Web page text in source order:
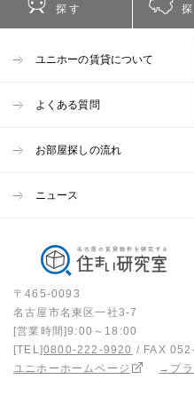
探す
ユニホーの賃貸について
よくある質問
お部屋探しの流れ
ニュース
〒465-0093
名古屋市名東区一社3-7
[営業時間]9:00～18:00
[TEL]0800-222-9920 / FAX
ユニホーホームページ
→プラ